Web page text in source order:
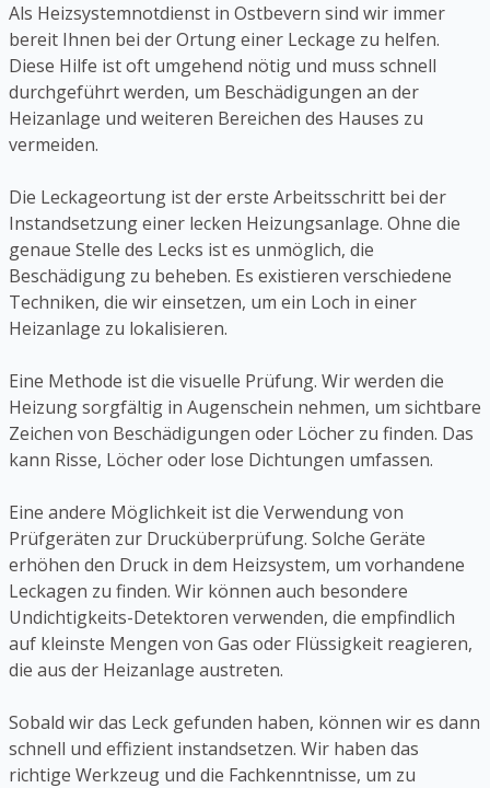
Als Heizsystemnotdienst in Ostbevern sind wir immer
bereit Ihnen bei der Ortung einer Leckage zu helfen.
Diese Hilfe ist oft umgehend nötig und muss schnell
durchgeführt werden, um Beschädigungen an der
Heizanlage und weiteren Bereichen des Hauses zu
vermeiden.
Die Leckageortung ist der erste Arbeitsschritt bei der
Instandsetzung einer lecken Heizungsanlage. Ohne die
genaue Stelle des Lecks ist es unmöglich, die
Beschädigung zu beheben. Es existieren verschiedene
Techniken, die wir einsetzen, um ein Loch in einer
Heizanlage zu lokalisieren.
Eine Methode ist die visuelle Prüfung. Wir werden die
Heizung sorgfältig in Augenschein nehmen, um sichtbare
Zeichen von Beschädigungen oder Löcher zu finden. Das
kann Risse, Löcher oder lose Dichtungen umfassen.
Eine andere Möglichkeit ist die Verwendung von
Prüfgeräten zur Drucküberprüfung. Solche Geräte
erhöhen den Druck in dem Heizsystem, um vorhandene
Leckagen zu finden. Wir können auch besondere
Undichtigkeits-Detektoren verwenden, die empfindlich
auf kleinste Mengen von Gas oder Flüssigkeit reagieren,
die aus der Heizanlage austreten.
Sobald wir das Leck gefunden haben, können wir es dann
schnell und effizient instandsetzen. Wir haben das
richtige Werkzeug und die Fachkenntnisse, um zu